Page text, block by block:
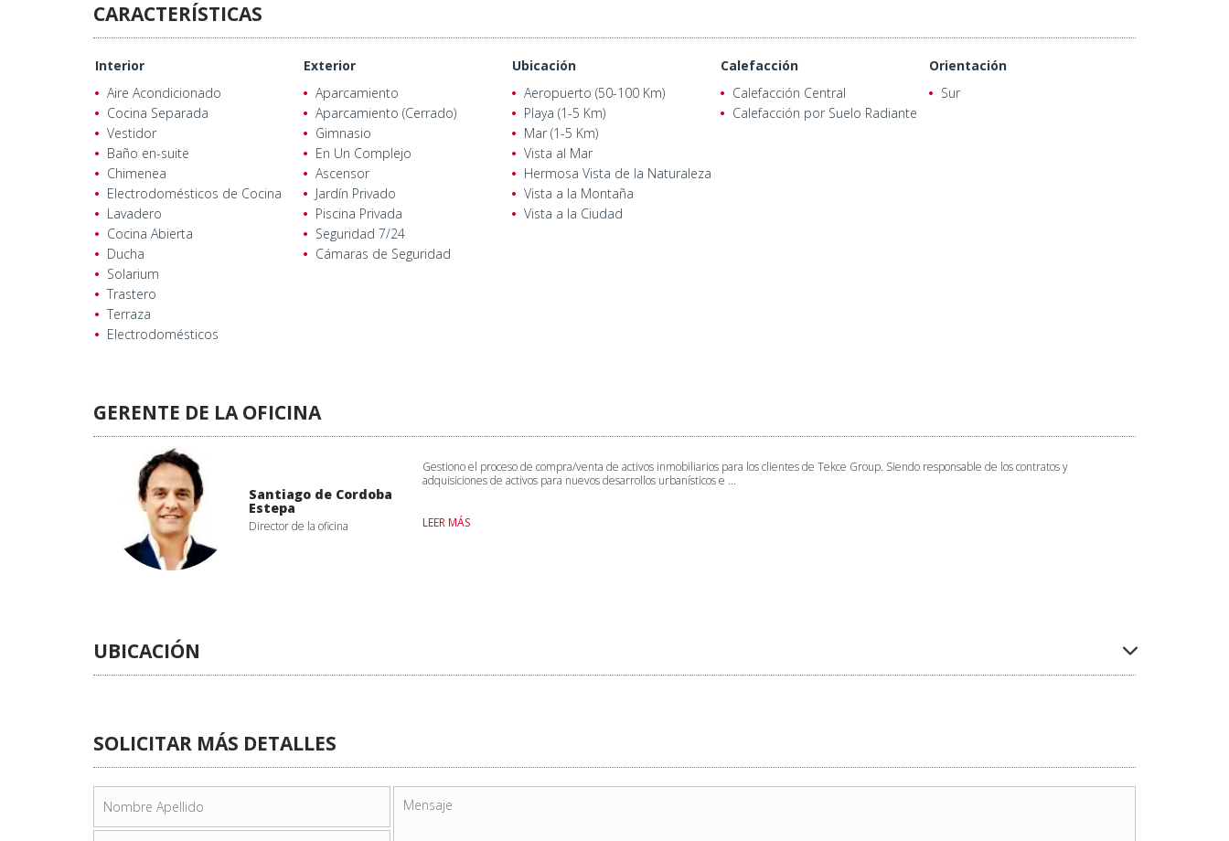
CARACTERÍSTICAS
Interior
Aire Acondicionado
Cocina Separada
Vestidor
Baño en-suite
Chimenea
Electrodomésticos de Cocina
Lavadero
Cocina Abierta
Ducha
Solarium
Trastero
Terraza
Electrodomésticos
Exterior
Aparcamiento
Aparcamiento (Cerrado)
Gimnasio
En Un Complejo
Ascensor
Jardín Privado
Piscina Privada
Seguridad 7/24
Cámaras de Seguridad
Ubicación
Aeropuerto (50-100 Km)
Playa (1-5 Km)
Mar (1-5 Km)
Vista al Mar
Hermosa Vista de la Naturaleza
Vista a la Montaña
Vista a la Ciudad
Calefacción
Calefacción Central
Calefacción por Suelo Radiante
Orientación
Sur
GERENTE DE LA OFICINA
Santiago de Cordoba
Estepa
Director de la oficina
Gestiono el proceso de compra/venta de activos inmobiliarios para los clientes de Tekce Group. Siendo responsable de los contratos y
adquisiciones de activos para nuevos desarrollos urbanísticos e ...
LEER MÁS
UBICACIÓN
SOLICITAR MÁS DETALLES